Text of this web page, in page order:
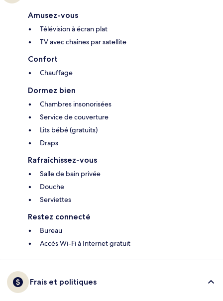
Amusez-vous
Télévision à écran plat
TV avec chaînes par satellite
Confort
Chauffage
Dormez bien
Chambres insonorisées
Service de couverture
Lits bébé (gratuits)
Draps
Rafraîchissez-vous
Salle de bain privée
Douche
Serviettes
Restez connecté
Bureau
Accès Wi-Fi à Internet gratuit
Frais et politiques